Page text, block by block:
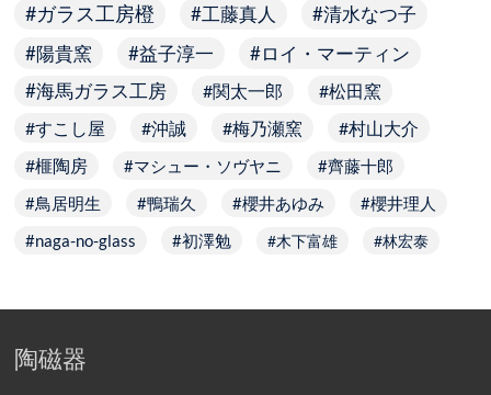
ガラス工房橙 工藤真人
清水なつ子
陽貴窯
益子淳一 ロイ・マーティン
海馬ガラス工房 関太一郎
松田窯
すこし屋
沖誠 梅乃瀬窯 村山大介
榧陶房 マシュー・ソヴヤニ
齊藤十郎
鳥居明生
鴨瑞久 櫻井あゆみ
櫻井理人
naga-no-glass
初澤勉 木下富雄 林宏泰
陶磁器